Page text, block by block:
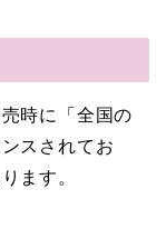
時に「全国の
スされてお
ます。